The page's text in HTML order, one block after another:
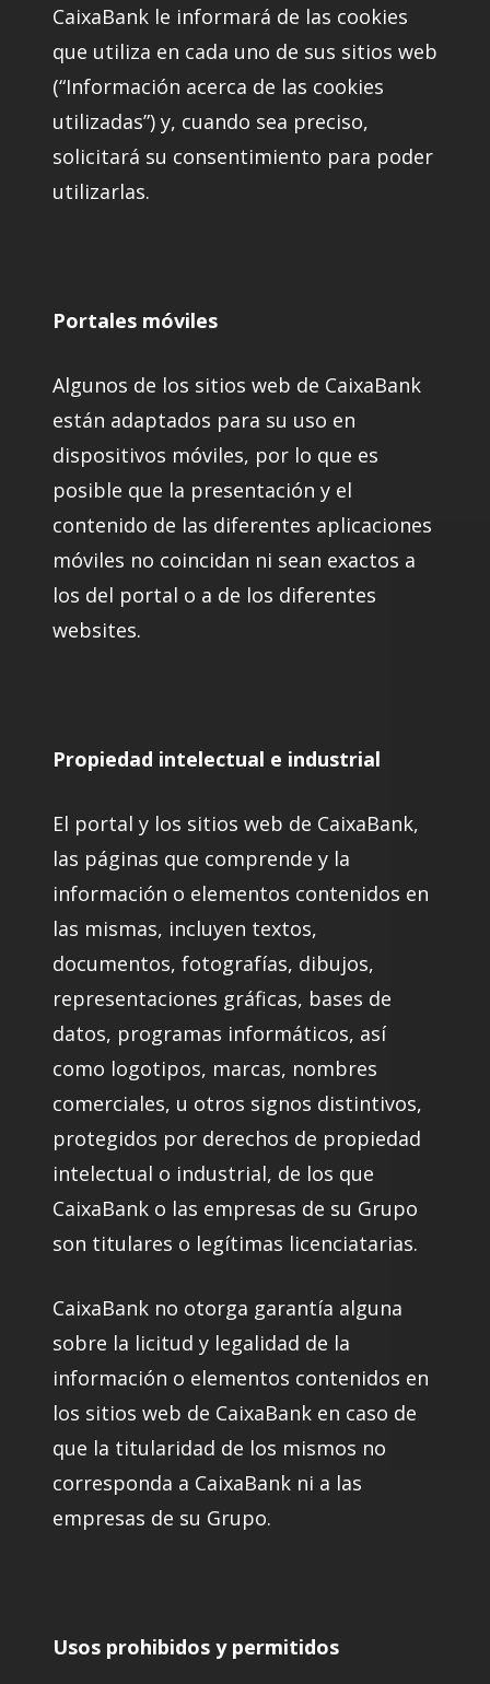
CaixaBank le informará de las cookies
que utiliza en cada uno de sus sitios web
(“Información acerca de las cookies
utilizadas”) y, cuando sea preciso,
solicitará su consentimiento para poder
utilizarlas.
Portales móviles
Algunos de los sitios web de CaixaBank
están adaptados para su uso en
dispositivos móviles, por lo que es
posible que la presentación y el
contenido de las diferentes aplicaciones
móviles no coincidan ni sean exactos a
los del portal o a de los diferentes
websites.
Propiedad intelectual e industrial
El portal y los sitios web de CaixaBank,
las páginas que comprende y la
información o elementos contenidos en
las mismas, incluyen textos,
documentos, fotografías, dibujos,
representaciones gráficas, bases de
datos, programas informáticos, así
como logotipos, marcas, nombres
comerciales, u otros signos distintivos,
protegidos por derechos de propiedad
intelectual o industrial, de los que
CaixaBank o las empresas de su Grupo
son titulares o legítimas licenciatarias.
CaixaBank no otorga garantía alguna
sobre la licitud y legalidad de la
información o elementos contenidos en
los sitios web de CaixaBank en caso de
que la titularidad de los mismos no
corresponda a CaixaBank ni a las
empresas de su Grupo.
Usos prohibidos y permitidos